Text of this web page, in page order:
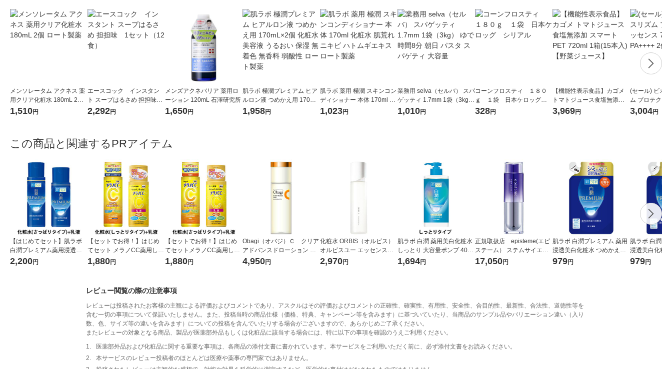
メンソレータム アクネス 薬
用クリア化粧水 180mL 2個
ロート製薬
1,510円
エースコック インスタン
ト スープはるさめ 担担味
1セット（12食）
2,292円
メンズアクネバリア 薬用ロ
ーション 120mL 石澤研究所
1,650円
肌ラボ 極潤プレミアム ヒア
ルロン液 つめかえ用 170mL
×2個 化粧水 美容液 うるおい
1,958円
肌ラボ 薬用 極潤 スキンコン
ディショナー 本体 170ml 化
粧水 肌荒れ ニキビ ハトムギ
1,023円
業務用 selva（セルバ） スパ
ゲッティ 1.7mm 1袋（3kg）
ゆで時間8分 朝日 パスタ ス
1,010円
コーンフロスティ １８０
ｇ １袋 日本ケロッグ
シリアル
328円
【機能性表示食品】カゴメ
トマトジュース食塩無添加
スマートPET 720ml 1箱(15
3,969円
(セール) ビオ
ム プロテクト
g SPF50+・
3,004円
この商品と関連するPRアイテム
【はじめてセット】肌ラボ
白潤プレミアム薬用浸透美
白化粧水＋乳液
2,200円
【セットでお得！】はじめ
てセット メラノCC薬用しみ
対策美白化粧水しっとり＋
1,880円
【セットでお得！】はじめ
てセットメラノCC薬用しみ
対策美白化粧水＋乳液
1,880円
Obagi（オバジ）Ｃ クリア
アドバンスドローション 本
体 150ml ロート製薬
4,950円
化粧水 ORBIS（オルビス）
オルビスユー エッセンスロ
ーション ボトル入り 180mL
2,970円
肌ラボ 白潤 薬用美白化粧水
しっとり 大容量ポンプ 400
mL ロート製薬
1,694円
正規取扱店 episteme(エピ
ステーム） ステムサイエン
スローションc 本体 150ml
17,050円
肌ラボ 白潤プレミアム 薬用
浸透美白化粧水 つめかえ用
170mL ロート製薬
979円
肌ラボ 白潤プ
浸透美白化粧
めかえ用
979円
レビュー閲覧の際の注意事項
レビューは投稿されたお客様の主観による評価およびコメントであり、アスクルはその評価およびコメントの正確性、確実性、有用性、安全性、合目的性、最新性、合法性、道徳性等を
含む一切の事項について保証いたしません。また、投稿当時の商品仕様（価格、特典、キャンペーン等を含みます）に基づいていたり、当商品のサンプル品やバリエーション違い（入り
数、色、サイズ等の違いを含みます）についての投稿を含んでいたりする場合がございますので、あらかじめご了承ください。
またレビューの対象となる商品、製品が医薬部外品もしくは化粧品に該当する場合には、特に以下の事項を確認のうえご利用ください。
1.
医薬部外品および化粧品に関する重要な事項は、各商品の添付文書に書かれています。本サービスをご利用いただく前に、必ず添付文書をお読みください。
2.
本サービスのレビュー投稿者のほとんどは医療や薬事の専門家ではありません。